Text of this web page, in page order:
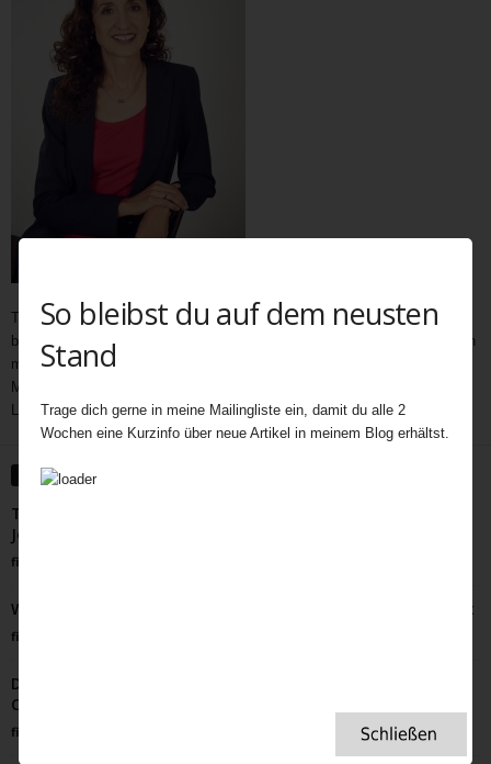
Teatime als wichtiger und immer noch unerschöpflicher Bestandteil der
britischen Kultur bietet Gelegenheit zum Austausch auf vielen Ebenen. In
meine Teatime gehören Gespräche,
Menschen außerhalb des Rampenlichts, die aber Besonderes in ihrem
Leben geleistet haben, Menschen, die eine Inspiration für uns sind.
WEITERE ARTIKEL
Tagebuch einer Kirchenmaus – Gedicht zum Erntedank von
John Betjeman
fiala
Warum Schnee die Briten in eine (sympathische) Krise stürzt
fiala
Die Summer Exhibition der Royal Academy of Arts – auch
Churchill reichte seine Bilder...
fiala
So bleibst du auf dem neusten
Stand
Trage dich gerne in meine Mailingliste ein, damit du alle 2
Wochen eine Kurzinfo über neue Artikel in meinem Blog erhältst.